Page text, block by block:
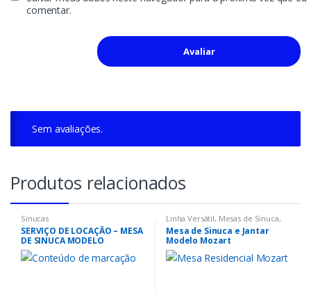
comentar.
Sem avaliações.
Sinucas
SERVIÇO DE LOCAÇÃO – MESA
DE SINUCA MODELO
CEREJEIRA C/ GAVETA.
Linha Versátil, Mesas de Sinuca,
Sinucas
Mesa de Sinuca e Jantar
Modelo Mozart